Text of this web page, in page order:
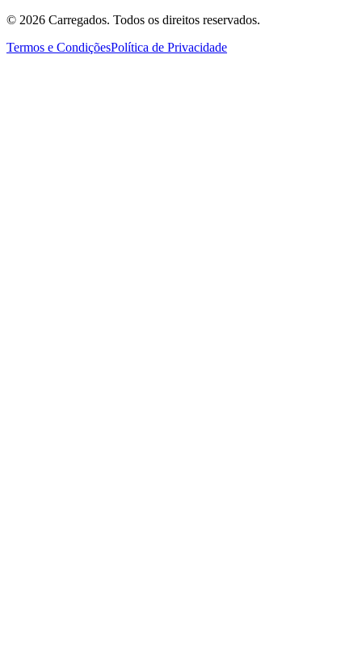
© 2026 Carregados. Todos os direitos reservados.
Termos e CondiçõesPolítica de Privacidade